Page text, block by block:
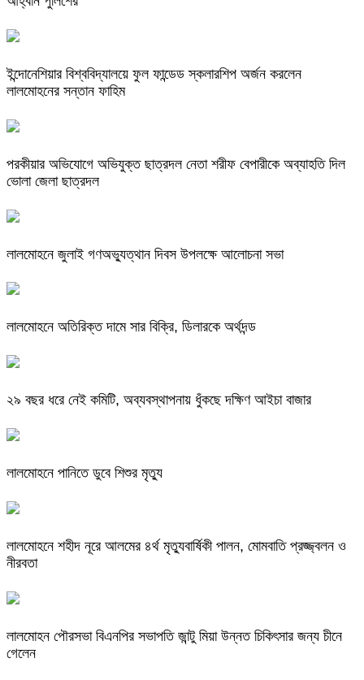
ইন্দোনেশিয়ার বিশ্ববিদ্যালয়ে ফুল ফান্ডেড স্কলারশিপ অর্জন করলেন
লালমোহনের সন্তান ফাহিম
পরকীয়ার অভিযোগে অভিযুক্ত ছাত্রদল নেতা শরীফ বেপারীকে অব্যাহতি দিল
ভোলা জেলা ছাত্রদল
লালমোহনে জুলাই গণঅভ্যুত্থান দিবস উপলক্ষে আলোচনা সভা
লালমোহনে অতিরিক্ত দামে সার বিক্রি, ডিলারকে অর্থদন্ড
২৯ বছর ধরে নেই কমিটি, অব্যবস্থাপনায় ধুঁকছে দক্ষিণ আইচা বাজার
লালমোহনে পানিতে ডুবে শিশুর মৃত্যু
লালমোহনে শহীদ নূরে আলমের ৪র্থ মৃত্যুবার্ষিকী পালন, মোমবাতি প্রজ্জ্বলন ও
নীরবতা
লালমোহন পৌরসভা বিএনপির সভাপতি জান্টু মিয়া উন্নত চিকিৎসার জন্য চীনে
গেলেন